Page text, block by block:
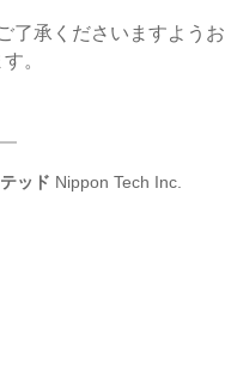
了承くださいますようお
。
ッド Nippon Tech Inc.